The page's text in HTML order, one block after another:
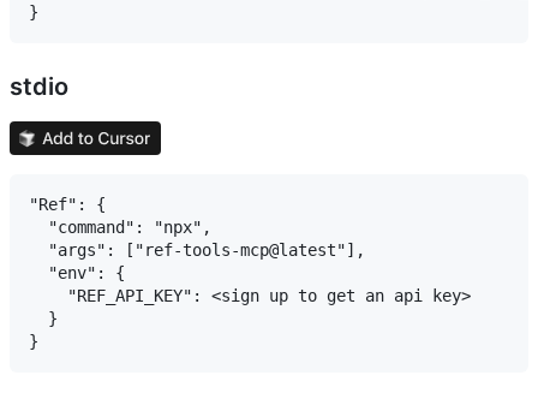
stdio
"Ref": {
  "command": "npx",
  "args": ["ref-tools-mcp@latest"],
  "env": {
    "REF_API_KEY": <sign up to get an api key>
  }